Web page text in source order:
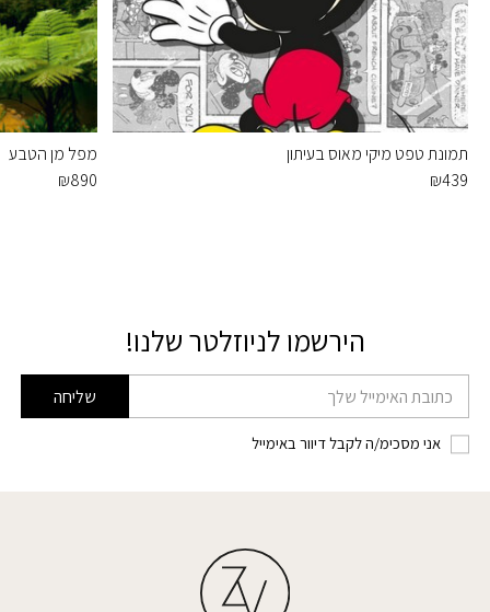
תמונת טפט מיקי מאוס בעיתון
₪439
מפל מן הטבע
₪890
הירשמו לניוזלטר שלנו!
דוא׳׳ל שליחה
אני מסכימ/ה לקבל דיוור באימייל